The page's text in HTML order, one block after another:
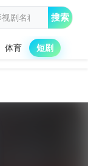
体育 短剧
搜索